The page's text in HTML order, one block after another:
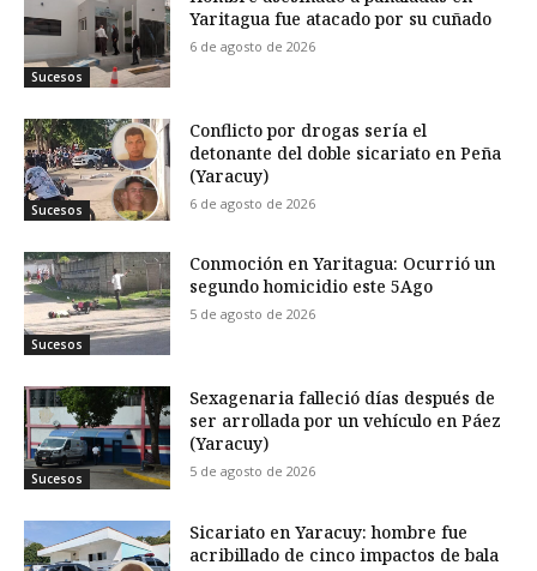
Sucesos
Yaritagua fue atacado por su cuñado
6 de agosto de 2026
Sucesos
Conflicto por drogas sería el
detonante del doble sicariato en Peña
(Yaracuy)
6 de agosto de 2026
Sucesos
Conmoción en Yaritagua: Ocurrió un
segundo homicidio este 5Ago
5 de agosto de 2026
Sucesos
Sexagenaria falleció días después de
ser arrollada por un vehículo en Páez
(Yaracuy)
5 de agosto de 2026
Sicariato en Yaracuy: hombre fue
acribillado de cinco impactos de bala